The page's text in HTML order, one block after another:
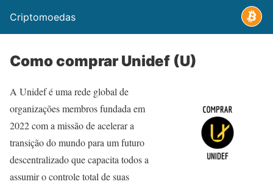
Criptomoedas
Como comprar Unidef (U)
A Unidef é uma rede global de
organizações membros fundada em
2022 com a missão de acelerar a
transição do mundo para um futuro
descentralizado que capacita todos a
assumir o controle total de suas